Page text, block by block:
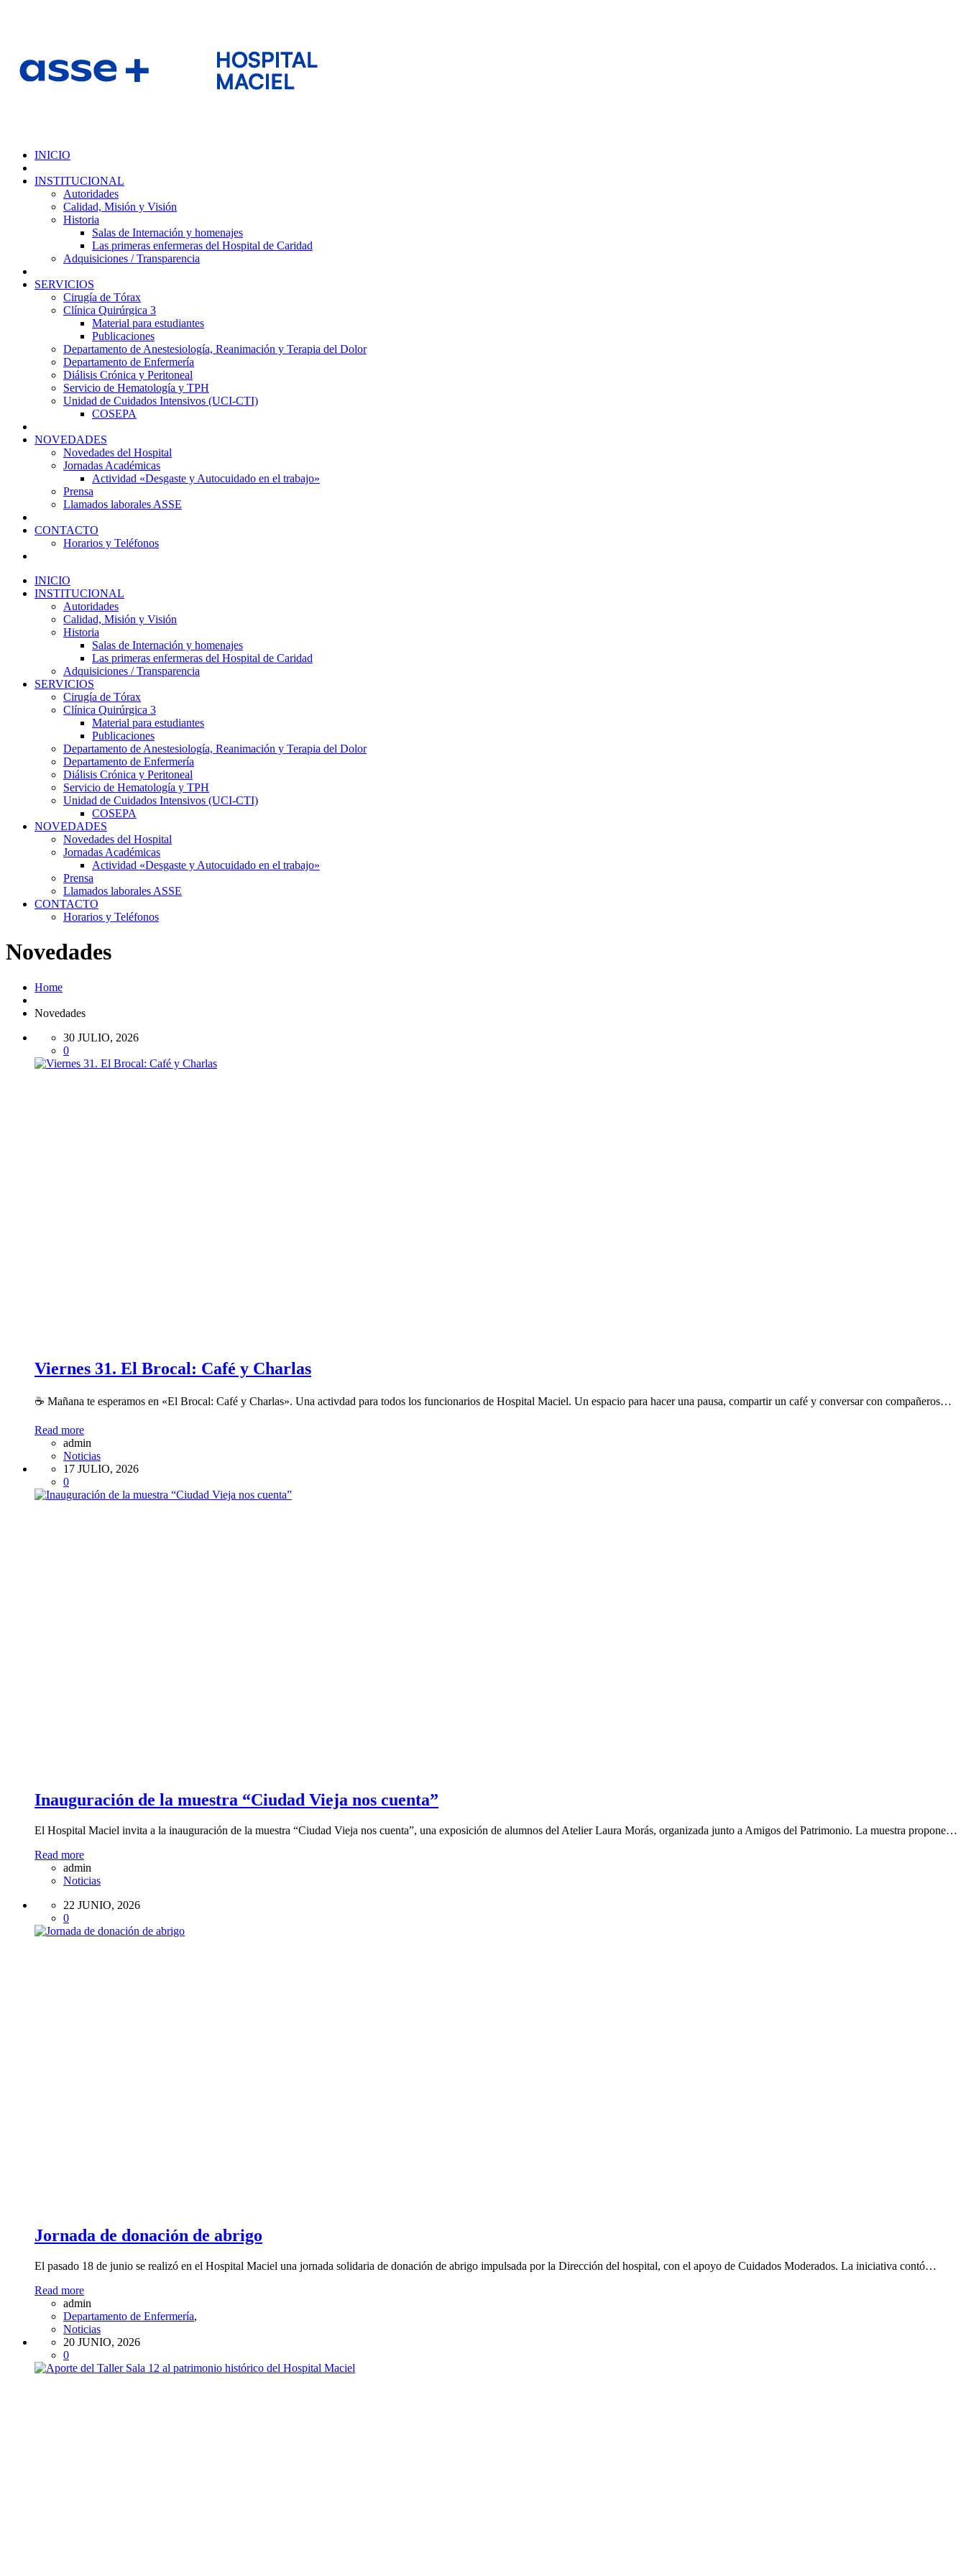
INICIO
INSTITUCIONAL
Autoridades
Calidad, Misión y Visión
Historia
Salas de Internación y homenajes
Las primeras enfermeras del Hospital de Caridad
Adquisiciones / Transparencia
SERVICIOS
Cirugía de Tórax
Clínica Quirúrgica 3
Material para estudiantes
Publicaciones
Departamento de Anestesiología, Reanimación y Terapia del Dolor
Departamento de Enfermería
Diálisis Crónica y Peritoneal
Servicio de Hematología y TPH
Unidad de Cuidados Intensivos (UCI-CTI)
COSEPA
NOVEDADES
Novedades del Hospital
Jornadas Académicas
Actividad «Desgaste y Autocuidado en el trabajo»
Prensa
Llamados laborales ASSE
CONTACTO
Horarios y Teléfonos
INICIO
INSTITUCIONAL
Autoridades
Calidad, Misión y Visión
Historia
Salas de Internación y homenajes
Las primeras enfermeras del Hospital de Caridad
Adquisiciones / Transparencia
SERVICIOS
Cirugía de Tórax
Clínica Quirúrgica 3
Material para estudiantes
Publicaciones
Departamento de Anestesiología, Reanimación y Terapia del Dolor
Departamento de Enfermería
Diálisis Crónica y Peritoneal
Servicio de Hematología y TPH
Unidad de Cuidados Intensivos (UCI-CTI)
COSEPA
NOVEDADES
Novedades del Hospital
Jornadas Académicas
Actividad «Desgaste y Autocuidado en el trabajo»
Prensa
Llamados laborales ASSE
CONTACTO
Horarios y Teléfonos
Novedades
Home
Novedades
30 JULIO, 2026
0
Viernes 31. El Brocal: Café y Charlas
☕ Mañana te esperamos en «El Brocal: Café y Charlas». Una activdad para todos los funcionarios de Hospital Maciel. Un espacio para hacer una pausa, compartir un café y conversar con compañeros…
Read more
admin
Noticias
17 JULIO, 2026
0
Inauguración de la muestra “Ciudad Vieja nos cuenta”
El Hospital Maciel invita a la inauguración de la muestra “Ciudad Vieja nos cuenta”, una exposición de alumnos del Atelier Laura Morás, organizada junto a Amigos del Patrimonio. La muestra propone…
Read more
admin
Noticias
22 JUNIO, 2026
0
Jornada de donación de abrigo
El pasado 18 de junio se realizó en el Hospital Maciel una jornada solidaria de donación de abrigo impulsada por la Dirección del hospital, con el apoyo de Cuidados Moderados. La iniciativa contó…
Read more
admin
Departamento de Enfermería,
Noticias
20 JUNIO, 2026
0